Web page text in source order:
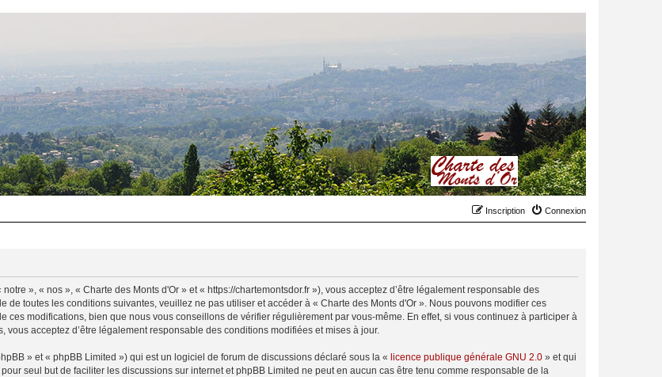
Connexion
Inscription
», « nos », « Charte des Monts d'Or » et « https://chartemontsdor.fr »), vous acceptez d’être légalement responsable des
de toutes les conditions suivantes, veuillez ne pas utiliser et accéder à « Charte des Monts d'Or ». Nous pouvons modifier ces
ces modifications, bien que nous vous conseillons de vérifier régulièrement par vous-même. En effet, si vous continuez à participer à
acceptez d’être légalement responsable des conditions modifiées et mises à jour.
» et « phpBB Limited ») qui est un logiciel de forum de discussions déclaré sous la « licence publique générale GNU 2.0 » et qui
seul but de faciliter les discussions sur internet et phpBB Limited ne peut en aucun cas être tenu comme responsable de la